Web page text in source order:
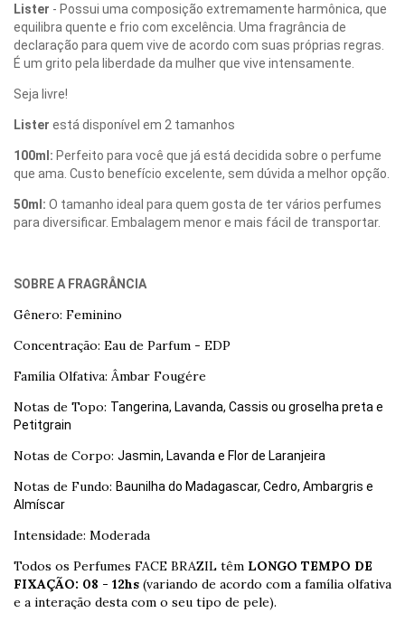
Lister - Possui uma composição extremamente harmônica, que
equilibra quente e frio com excelência. Uma fragrância de
declaração para quem vive de acordo com suas próprias regras.
É um grito pela liberdade da mulher que vive intensamente.
Seja livre!
Lister está disponível em 2 tamanhos
100ml: Perfeito para você que já está decidida sobre o perfume
que ama. Custo benefício excelente, sem dúvida a melhor opção.
50ml: O tamanho ideal para quem gosta de ter vários perfumes
para diversificar. Embalagem menor e mais fácil de transportar.
SOBRE A FRAGRÂNCIA
Gênero: Feminino
Concentração: Eau de Parfum - EDP
Família Olfativa: Âmbar Fougére
Notas de Topo: Tangerina, Lavanda, Cassis ou groselha preta e
Petitgrain
Notas de Corpo: Jasmin, Lavanda e Flor de Laranjeira
Notas de Fundo: Baunilha do Madagascar, Cedro, Ambargris e
Almíscar
Intensidade: Moderada
Todos os Perfumes FACE BRAZIL têm LONGO TEMPO DE
FIXAÇÃO: 08 - 12hs (variando de acordo com a família olfativa
e a interação desta com o seu tipo de pele).